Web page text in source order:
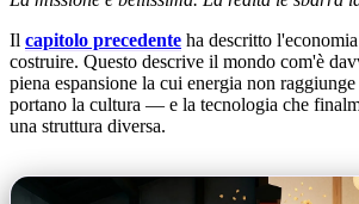
Il capitolo precedente ha descritto
costruire. Questo descrive il mondo com'è
piena espansione la cui energia non
portano la cultura — e la tecnologia che
una struttura diversa.